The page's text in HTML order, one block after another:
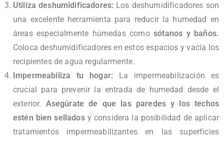
Utiliza deshumidificadores: Los deshumidificadores son
una excelente herramienta para reducir la humedad en
áreas especialmente húmedas comosótanos y baños.
Coloca deshumidificadores en estos espacios y vacía los
recipientes de agua regularmente.
Impermeabiliza tu hogar: La impermeabilización es
crucial para prevenir la entrada de humedad desde el
exterior. Asegúrate de que las paredes y los techos
estén bien selladosy considera la posibilidad de aplicar
tratamientos impermeabilizantes en las superficies